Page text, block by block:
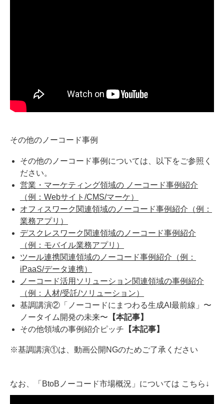
その他のノーコード事例
その他のノーコード事例については、以下をご参照く
ださい。
営業・マーケティング領域の ノーコード事例紹介
（例：Webサイト/CMS/マーケ）
オフィスワーク関連領域のノーコード事例紹介（例：
業務アプリ）
デスクレスワーク関連領域のノーコード事例紹介
（例：モバイル業務アプリ）
ツール連携関連領域のノーコード事例紹介（例：
iPaaS/データ連携）
ノーコード活用ソリューション関連領域の事例紹介
（例：人材/受託/ソリューション）
基調講演②「ノーコードにまつわる生成AI最前線」〜
ノータイム開発の未来〜 【本記事】
その他領域の事例紹介ピッチ 【本記事】
※基調講演①は、動画公開NGのためご了承ください
なお、「BtoBノーコード市場概況」については こちら↓